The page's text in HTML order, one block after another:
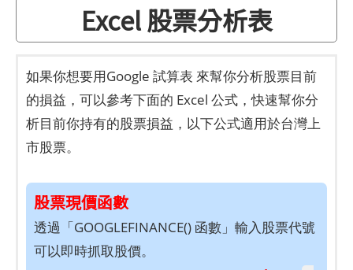
Excel 股票分析表
如果你想要用Google 試算表 來幫你分析股票目前
的損益，可以參考下面的 Excel 公式，快速幫你分
析目前你持有的股票損益，以下公式適用於台灣上
市股票。
股票現價函數
透過「GOOGLEFINANCE() 函數」輸入股票代號
可以即時抓取股價。